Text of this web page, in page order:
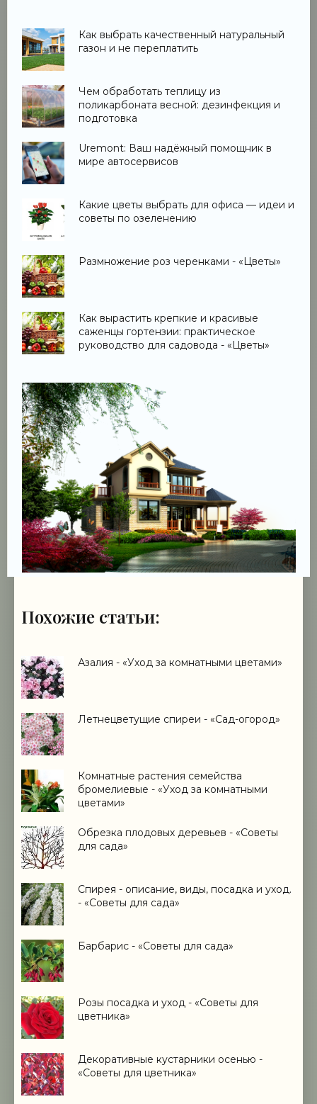
Как выбрать качественный натуральный
газон и не переплатить
Чем обработать теплицу из
поликарбоната весной: дезинфекция и
подготовка
Uremont: Ваш надёжный помощник в
мире автосервисов
Какие цветы выбрать для офиса — идеи и
советы по озеленению
Размножение роз черенками - «Цветы»
Как вырастить крепкие и красивые
саженцы гортензии: практическое
руководство для садовода - «Цветы»
Похожие статьи:
Азалия - «Уход за комнатными цветами»
Летнецветущие спиреи - «Сад-огород»
Комнатные растения семейства
бромелиевые - «Уход за комнатными
цветами»
Обрезка плодовых деревьев - «Советы
для сада»
Спирея - описание, виды, посадка и уход.
- «Советы для сада»
Барбарис - «Советы для сада»
Розы посадка и уход - «Советы для
цветника»
Декоративные кустарники осенью -
«Советы для цветника»